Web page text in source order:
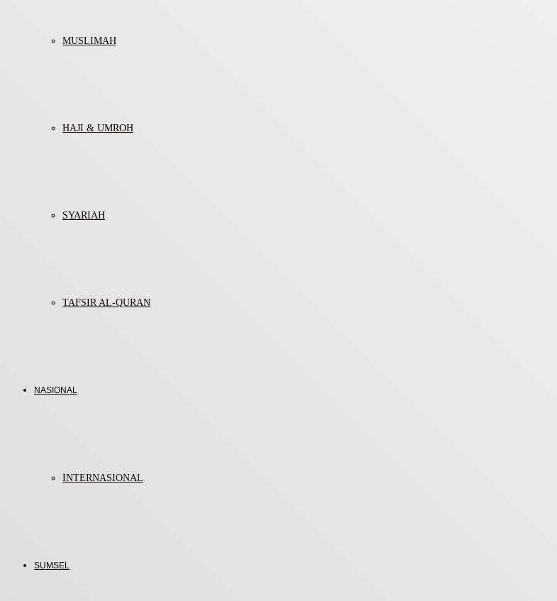
MUSLIMAH
HAJI & UMROH
SYARIAH
TAFSIR AL-QURAN
NASIONAL
INTERNASIONAL
SUMSEL